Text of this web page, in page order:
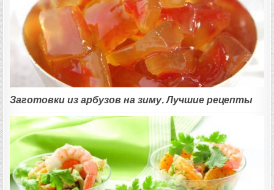
Заготовки из арбузов на зиму. Лучшие рецепты